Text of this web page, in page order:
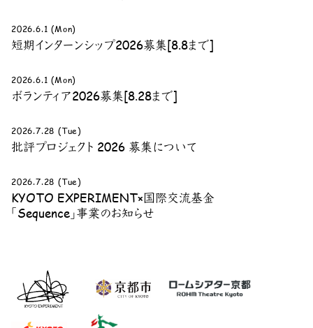
2026.6.1 (Mon)
短期インターンシップ2026募集[8.8まで]
2026.6.1 (Mon)
ボランティア2026募集[8.28まで]
2026.7.28 (Tue)
批評プロジェクト 2026 募集について
2026.7.28 (Tue)
KYOTO EXPERIMENT×国際交流基金
「Sequence」事業のお知らせ